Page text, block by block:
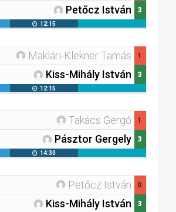
Petőcz István
3
12:15
Maklári-Klekner Tamás
Kiss-Mihály István
1
3
12:15
Takács Gergő
Pásztor Gergely
1
3
14:30
Petőcz István
Kiss-Mihály István
0
3